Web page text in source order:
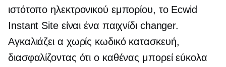
ιστότοπο ηλεκτρονικού εμπορίου, το Ecwid
Instant Site είναι ένα παιχνίδι changer.
Αγκαλιάζει α χωρίς κωδικόκατασκευή,
διασφαλίζοντας ότι ο καθένας μπορεί εύκολα